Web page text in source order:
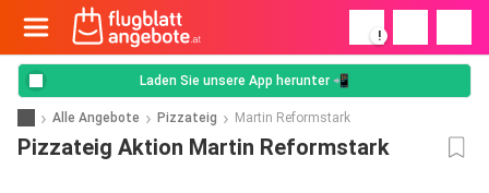
!
Laden Sie unsere App herunter 📲
Alle Angebote Pizzateig Martin Reformstark
Pizzateig Aktion Martin Reformstark